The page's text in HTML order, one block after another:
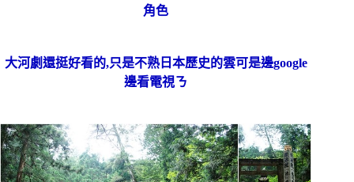
角色
大河劇還挺好看的,只是不熟日本歷史的雲可是邊google
邊看電視ㄋ